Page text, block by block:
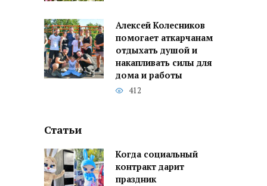
Алексей Колесников
помогает аткарчанам
отдыхать душой и
накапливать силы для
дома и работы
412
Статьи
Когда социальный
контракт дарит
праздник